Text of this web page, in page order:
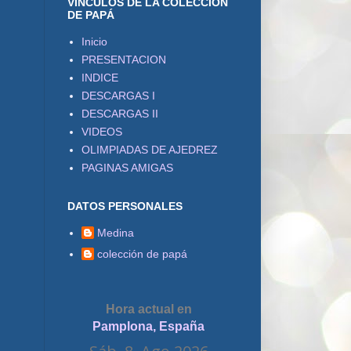
DE PAPÁ
Inicio
PRESENTACION
INDICE
DESCARGAS I
DESCARGAS II
VIDEOS
OLIMPIADAS DE AJEDREZ
PAGINAS AMIGAS
DATOS PERSONALES
Medina
colección de papá
Hora actual en
Pamplona, España